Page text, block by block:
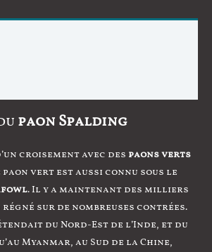
paon Spalding
croisement avec des paons verts
paon vert est aussi connu sous le
. Il y a maintenant des milliers
régné sur de nombreuses contrées.
du Nord-Est de l’Inde, et du
Myanmar, au Sud de la Chine,